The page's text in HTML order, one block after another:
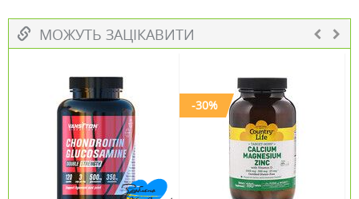
МОЖУТЬ ЗАЦІКАВИТИ
-30%